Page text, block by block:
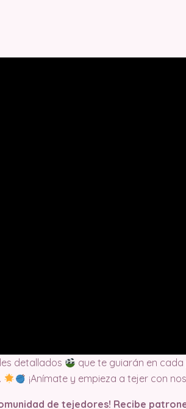
detallados
que te guiarán en
¡Anímate y empieza a tejer con
de tejedores! Recibe